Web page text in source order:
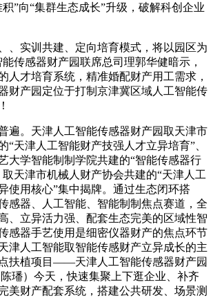
”向“集群生态成长”升级，破解科创企业
实训共建、定向培育模式，将以园区为
传感器财产园联席总司理郭华健暗示，
人才培育系统，精准婚配财产用工需求，
财产园定位于打制京津冀区域人工智能传
。天津人工智能传感器财产园取天津市
“天津人工智能财产技强人才立异培育”、
大学智能制制学院共建的“智能传感器行
天津市机械人财产协会共建的“天津人工
使用核心”集中揭牌。通过生态闭环搭
感器、人工智能、智能制制焦点赛道，全
、立异活力强、配套生态完美的区域性智
感器手艺使用是细密仪器财产的焦点环节
津人工智能取智能传感财产立异成长的主
扶植项目——天津人工智能传感器财产园
璠）今天，快速集聚上下逛企业、补齐
美财产配套系统，搭建公共研发、场景测